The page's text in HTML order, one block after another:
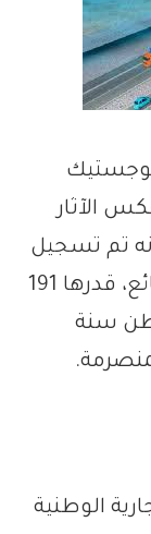
الآثار
أنه تم تسجيل
زيادة ملحوظة للرواج البحري للبضائع، قدرها 191
من 67 مليون طن سنة
الوطنية